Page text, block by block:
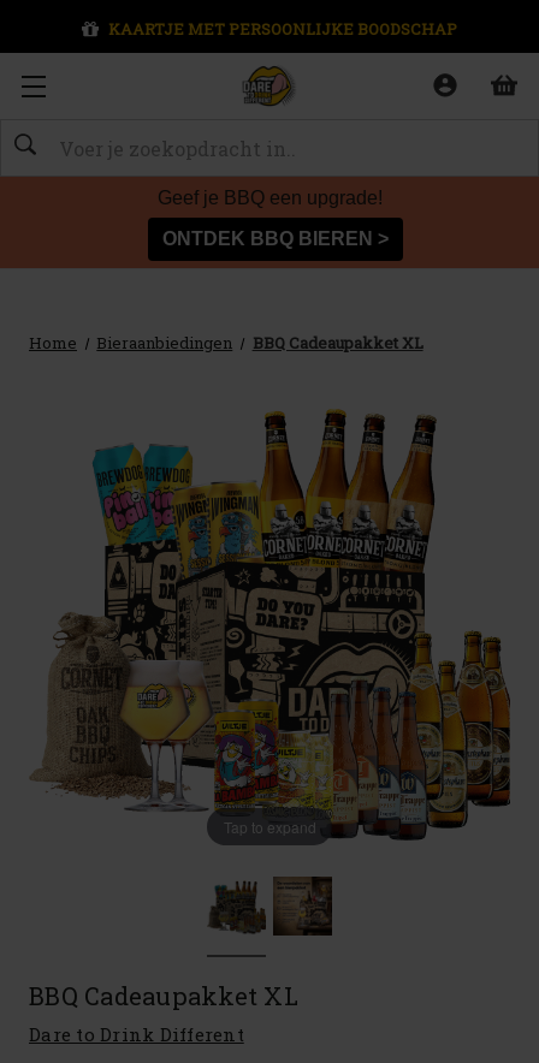
KAARTJE MET PERSOONLIJKE BOODSCHAP
Zoeken
Geef je BBQ een upgrade!
ONTDEK BBQ BIEREN >
Home Bieraanbiedingen BBQ Cadeaupakket XL
Tap to expand
BBQ Cadeaupakket XL
Dare to Drink Different